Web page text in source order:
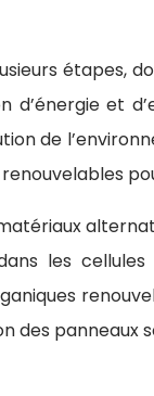
étapes,
et
de
les
des panneaux